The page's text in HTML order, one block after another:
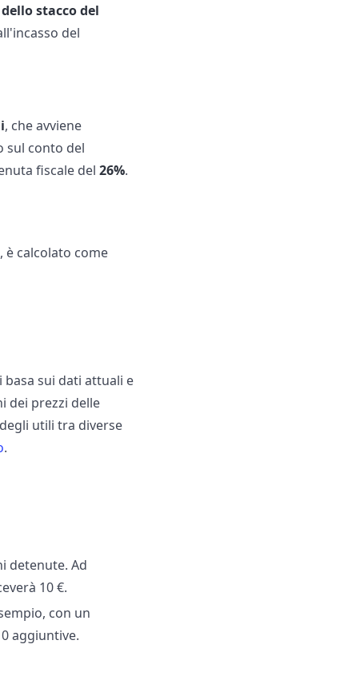
stacco del
del
, che avviene
sul conto del
fiscale del26%.
calcolato come
sui dati attuali e
dei prezzi delle
utili tra diverse
.
detenute. Ad
10 €.
con un
aggiuntive.